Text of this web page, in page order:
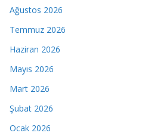
Ağustos 2026
Temmuz 2026
Haziran 2026
Mayıs 2026
Mart 2026
Şubat 2026
Ocak 2026